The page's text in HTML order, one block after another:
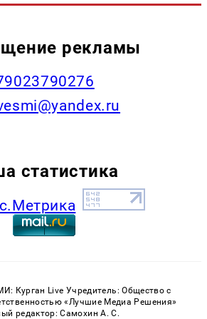
рекламы
статистика
Курган Live Учредитель: Общество с
«Лучшие Медиа Решения»
редактор: Самохин А. С.